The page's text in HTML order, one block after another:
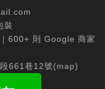
裝
600+ 則 Google 商家
661巷12號(map)